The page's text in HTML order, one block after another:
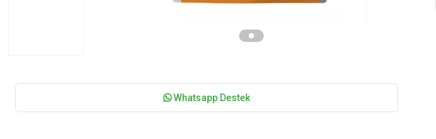
Whatsapp Destek